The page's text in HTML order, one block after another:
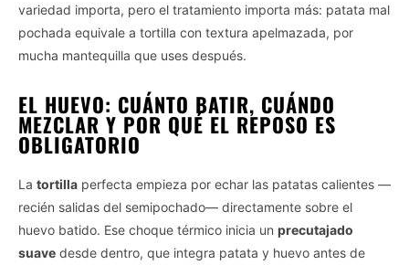
variedad importa, pero el tratamiento importa más: patata mal
pochada equivale a tortilla con textura apelmazada, por
mucha mantequilla que uses después.
EL HUEVO: CUÁNTO BATIR, CUÁNDO
MEZCLAR Y POR QUÉ EL REPOSO ES
OBLIGATORIO
La tortilla perfecta empieza por echar las patatas calientes —
recién salidas del semipochado— directamente sobre el
huevo batido. Ese choque térmico inicia un precutajado
suave desde dentro, que integra patata y huevo antes de